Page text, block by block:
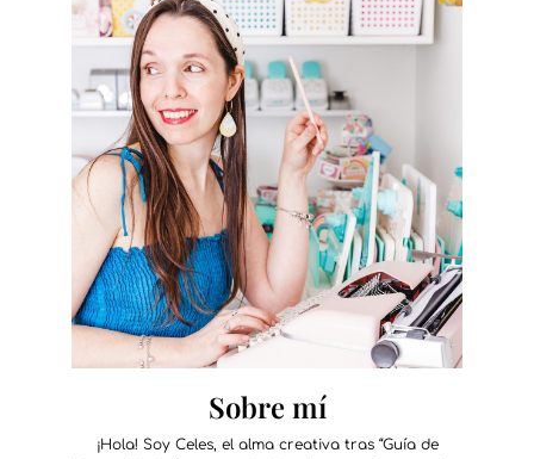
Sobre mí
¡Hola! Soy Celes, el alma creativa tras “Guía de